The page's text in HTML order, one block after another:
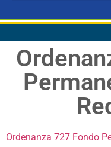
Ordenanza 727 Fondo